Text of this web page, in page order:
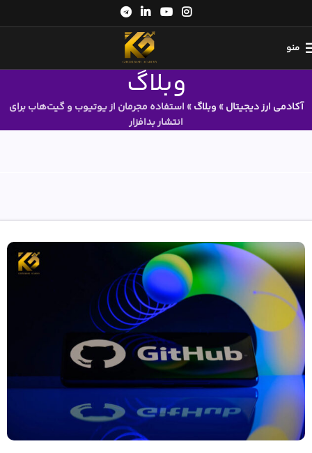
منو
وبلاگ
آکادمی ارز دیجیتال» وبلاگ» استفاده مجرمان از یوتیوب و گیت‌هاب برای
انتشار بدافزار